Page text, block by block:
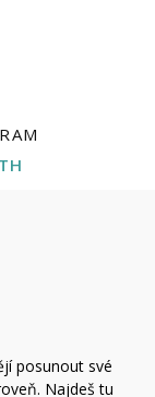
posunout své
Najdeš tu